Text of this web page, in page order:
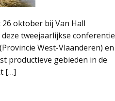
oktober bij Van Hall
tweejaarlijkse conferentie
West-Vlaanderen) en
productieve gebieden in de
[…]